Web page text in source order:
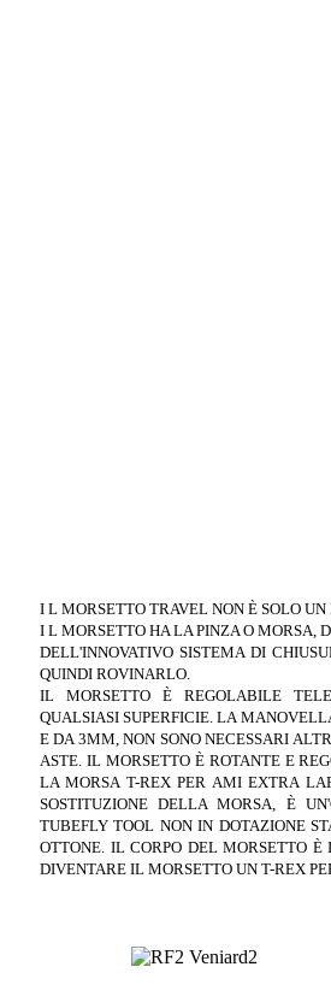
I L MORSETTO TRAVEL NON È SOLO UN
I L MORSETTO HA LA PINZA O MORSA,
DELL'INNOVATIVO SISTEMA DI
QUINDI ROVINARLO.
IL MORSETTO È REGOLABILE
QUALSIASISUPERFICIE. LA
E DA 3MM,NON SONO NECESSARI
ASTE. IL MORSETTO È ROTANTE E
LA MORSA T-REXPER AMI EXTRA
SOSTITUZIONE DELLA MORSA, È
TUBEFLYTOOL NON IN DOTAZIONE
OTTONE. IL CORPO DEL MORSETTO
DIVENTARE IL MORSETTO UN T-REX